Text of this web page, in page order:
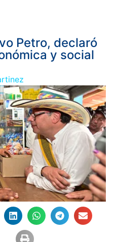
Petro, declaró
y social